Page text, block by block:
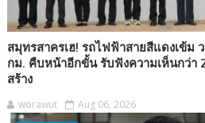
สมุทรสาครเฮ! รถไฟฟ้าสายสีแดงเข้ม
กม. คืบหน้าอีกขั้น รับฟังความเห็นกว่า
สร้าง
worawut Aug 06, 2026